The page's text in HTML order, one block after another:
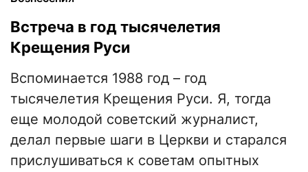
Встреча в год тысячелетия
Крещения Руси
Вспоминается 1988 год – год
тысячелетия Крещения Руси. Я, тогда
еще молодой советский журналист,
делал первые шаги в Церкви и старался
прислушиваться к советам опытных